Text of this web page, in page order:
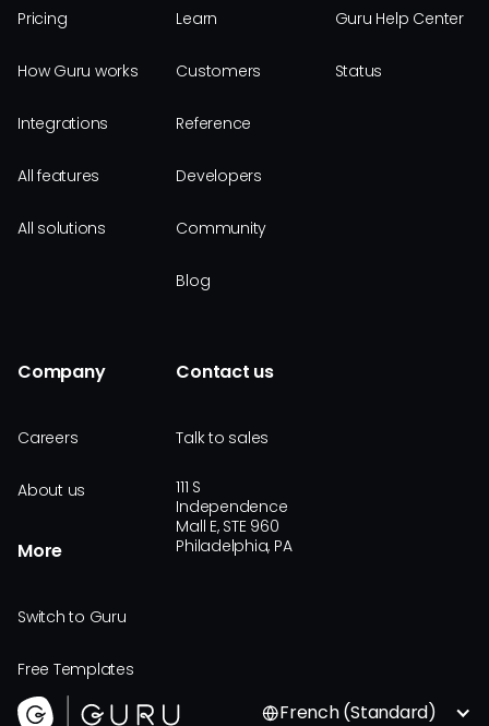
Pricing
How Guru works
Integrations
All features
All solutions
Learn
Customers
Reference
Developers
Community
Blog
Guru Help Center
Status
Company
Careers
About us
More
Switch to Guru
Free Templates
Contact us
Talk to sales
111 S
Independence
Mall E, STE 960
Philadelphia, PA
French (Standard)